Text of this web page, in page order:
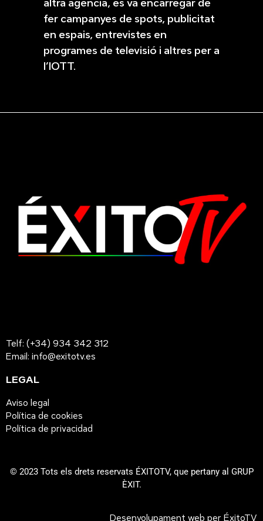
altra agència, es va encarregar de
fer campanyes de spots, publicitat
en espais, entrevistes en
programes de televisió i altres per a
l’IOTT.
Telf: (+34) 934 342 312
Email: info@exitotv.es
LEGAL
Aviso legal
Política de cookies
Política de privacidad
© 2023 Tots els drets reservats ÉXITOTV, que pertany al GRUP
ÈXIT.
Desenvolupament web per ÉxitoTV